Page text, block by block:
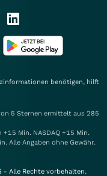
benötigen, hilft
5 Sternen ermittelt aus 285
Min. NASDAQ +15 Min.
Alle Angaben ohne Gewähr.
Alle Rechte vorbehalten.